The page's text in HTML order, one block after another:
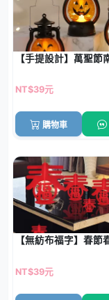
【手提設計】萬聖
NT$39元
購物車
【無紡布福字】春
NT$39元